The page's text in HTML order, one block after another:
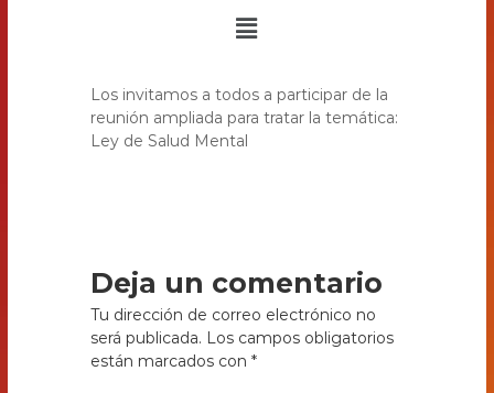
Los invitamos a todos a participar de la
reunión ampliada para tratar la temática:
Ley de Salud Mental
Deja un comentario
Tu dirección de correo electrónico no
será publicada. Los campos obligatorios
están marcados con *